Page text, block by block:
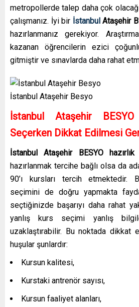
metropollerde talep daha çok
çalışmanız. İyi bir İstanbulAtaşehir
hazırlanmanız gerekiyor.
kazanan öğrencilerin ezici
gitmiştir ve sınavlarda daha rahat
İstanbul Ataşehir Besyo
İstanbul Ataşehir
Seçerken Dikkat Edilmesi
İstanbul Ataşehir BESYO
hazırlanmak tercihe bağlı olsa da
90’ı kursları tercih etmektedir.
seçimini de doğru yapmakta
seçtiğinizde başarıyı daha rahat
yanlış kurs seçimi yanlış
uzaklaştırabilir. Bu noktada dikkat
huşular şunlardır:
Kursun kalitesi,
Kurstaki antrenör sayısı,
Kursun faaliyet alanları,